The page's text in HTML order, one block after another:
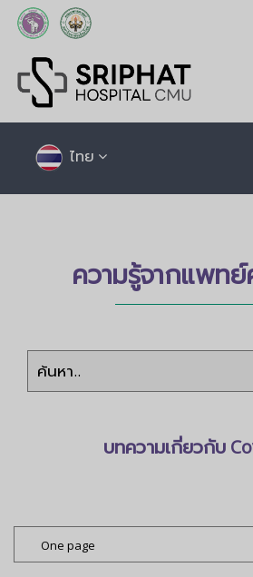
ไทย
ความรู้จากแพท
บทความเกี่ยวกับ